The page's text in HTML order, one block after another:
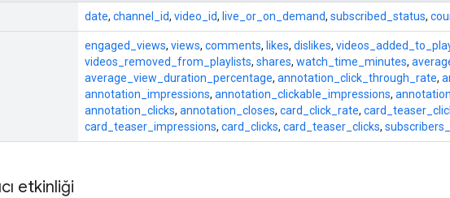
date, channel_id, video_id, live_or_on_demand, subscribed_status,
engaged_views, views, comments, likes, dislikes,
videos_removed_from_playlists, shares, watch_time_minutes,
average_view_duration_percentage, annotation_click_through_rate,
annotation_impressions, annotation_clickable_impressions,
annotation_clicks, annotation_closes, card_click_rate,
card_teaser_impressions, card_clicks, card_teaser_clicks,
etkinliği